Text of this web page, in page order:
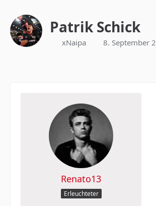
Patrik Schick
xNaipa 8. September
Renato13
Erleuchteter